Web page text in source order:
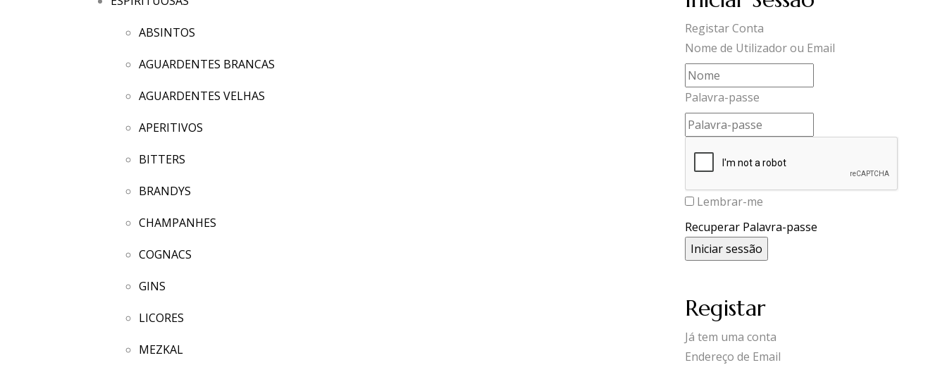
ABSINTOS
AGUARDENTES BRANCAS
AGUARDENTES VELHAS
APERITIVOS
BITTERS
BRANDYS
CHAMPANHES
COGNACS
GINS
LICORES
MEZKAL
Registar Conta
Nome de Utilizador ou Email
Palavra-passe
Lembrar-me
Recuperar Palavra-passe
Registar
Já tem uma conta
Endereço de Email